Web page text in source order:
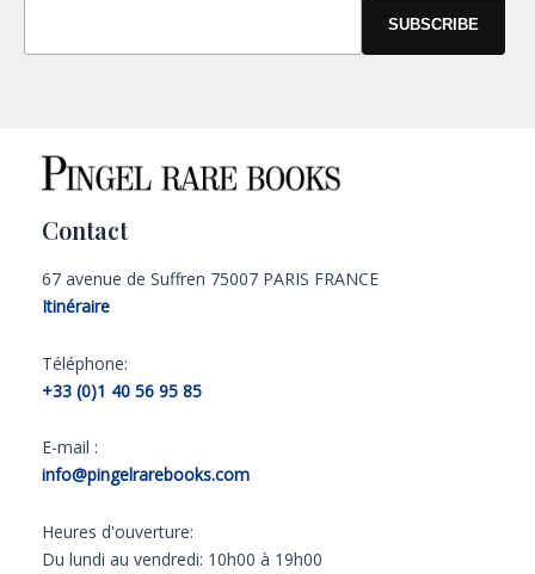
Contact
67 avenue de Suffren 75007 PARIS FRANCE
Itinéraire
Téléphone:
+33 (0)1 40 56 95 85
E-mail :
info@pingelrarebooks.com
Heures d'ouverture:
Du lundi au vendredi: 10h00 à 19h00